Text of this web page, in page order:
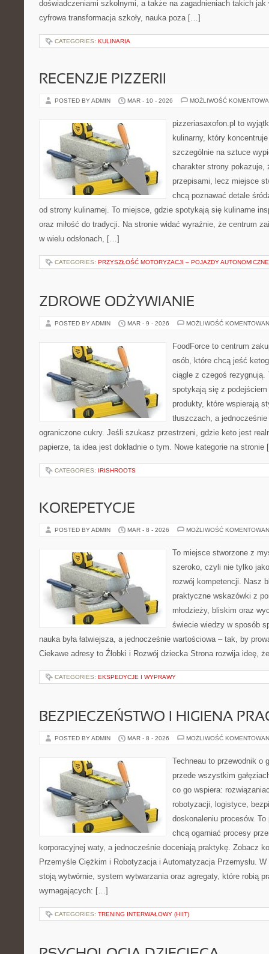
doświadczeniami szkolnymi, a także na zagadnieniach takich jak
cyfrowa transformacja szkoły, nauka poza […]
CATEGORIES: KULINARIA
RECENZJE PIZZERII
POSTED BY ADMIN MAR - 10 - 2026 MOŻLIWOŚĆ
pizzeriasaxofon.pl to
kulinarny, który
szczególnie na sztuce
charakter strony pokazuje,
przepisami, lecz miejsce
chcą poznawać detale
od strony kulinarnej. To miejsce, gdzie spotykają się kulinarne
oraz miłość do tradycji. Na stronie widać wyraźnie, że centrum
w wielu odsłonach, […]
CATEGORIES: PRZYSZŁOŚĆ MOTORYZACJI – POJAZDY AUTONOMICZNE
ZDROWE ODŻYWIANIE
POSTED BY ADMIN MAR - 9 - 2026 MOŻLIWOŚĆ
FoodForce to centrum
osób, które chcą jeść
ciągle z czegoś
spotykają się z
produkty, które wspierają
tłuszczach, a
ograniczone cukry. Jeśli szukasz przestrzeni, gdzie keto jest
papierze, ta idea jest dokładnie o tym. Nowe kategorie na
CATEGORIES: IRISHROOTS
KOREPETYCJE
POSTED BY ADMIN MAR - 8 - 2026 MOŻLIWOŚĆ
To miejsce stworzone z
szeroko, czyli nie tylko
rozwój kompetencji. Nasz
praktyczne wskazówki z
młodzieży, bliskim oraz
świecie wiedzy w sposób
nauka była łatwiejsza, a jednocześnie wartościowa – tak, by
Ciekawe adresy to Źłobki i Rozwój dziecka Strona rozwija ideę,
CATEGORIES: EKSPEDYCJE I WYPRAWY
BEZPIECZEŃSTWO I HIGIENA
POSTED BY ADMIN MAR - 8 - 2026 MOŻLIWOŚĆ
Techneau to przewodnik o
przede wszystkim
co go wspiera:
robotyzacji, logistyce,
doskonaleniu procesów.
chcą ogarniać procesy
korporacyjnej waty, a jednocześnie doceniają praktykę. Zobacz
Przemyśle Ciężkim i Robotyzacja i Automatyzacja Przemysłu.
stoją wytwórnie, system wytwarzania oraz agregaty, które robią
wymagających: […]
CATEGORIES: TRENING INTERWAŁOWY (HIIT)